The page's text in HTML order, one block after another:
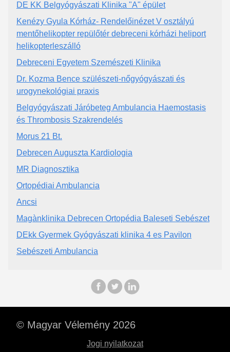
DE KK Belgyógyászati Klinika "A" épület
Kenézy Gyula Kórház- Rendelőinézet V osztályú
mentőhelikopter repülőtér debreceni kórházi heliport
helikopterleszálló
Debreceni Egyetem Szemészeti Klinika
Dr. Kozma Bence szülészeti-nőgyógyászati és
urogynekológiai praxis
Belgyógyászati Járóbeteg Ambulancia Haemostasis
és Thrombosis Szakrendelés
Morus 21 Bt.
Debrecen Auguszta Kardiologia
MR Diagnosztika
Ortopédiai Ambulancia
Ancsi
Magànklinika Debrecen Ortopédia Baleseti Sebészet
DEkk Gyermek Gyógyászati klinika 4 es Pavilon
Sebészeti Ambulancia
© Magyar Vélemény 2026
Jogi nyilatkozat